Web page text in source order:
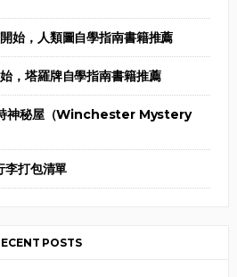
始，人類圖自學指南書籍推薦
，塔羅牌自學指南書籍推薦
特神秘屋（Winchester Mystery
李打包清單
POSTS